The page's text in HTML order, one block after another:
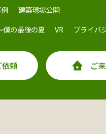
建築現場公開
僕の最後の夏 VR プライバ
頼 ご